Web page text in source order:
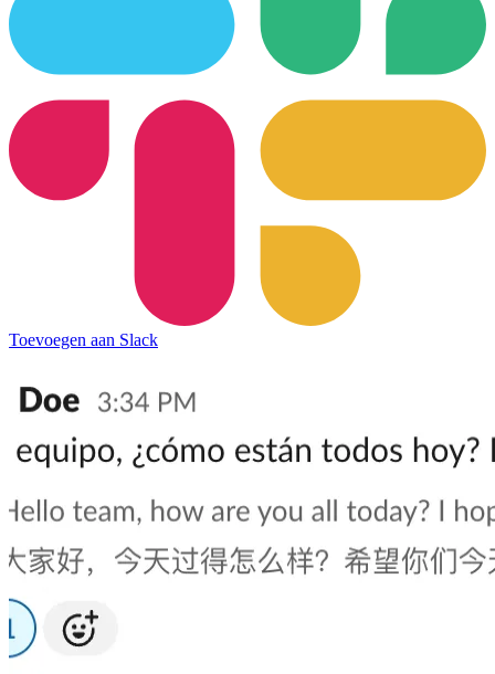
Toevoegen aan Slack